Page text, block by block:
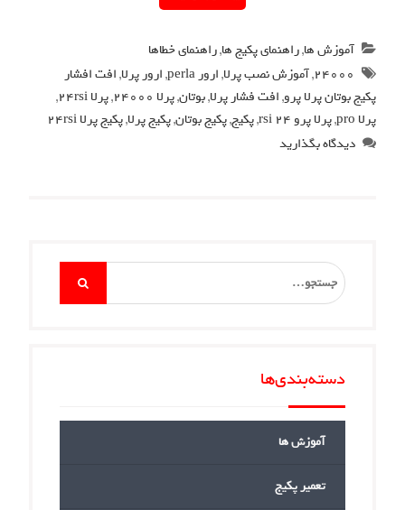
آموزش ها,راهنمای پکیج ها,راهنمای خطاها
24000
,آموزش نصب پرلا,ارور perla ,ارور پرلا,افت افشار
پکیج بوتان پرلا پرو,افت فشار پرلا,بوتان,پرلا 24000 ,پرلا 24rsi
,
پرلا pro
,پرلا پرو 24 rsi ,پکیج,پکیج بوتان,پکیج پرلا,پکیج پرلا 24rsi
دیدگاه بگذارید
Search
for:
دسته‌بندی‌ها
آموزش ها
تعمیر پکیج